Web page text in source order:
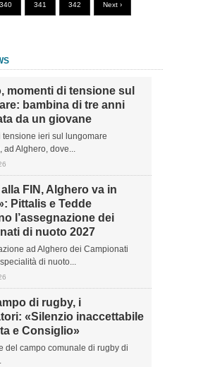
340 341 342 Next ›
momenti di tensione sul
bambina di tre anni
da un giovane
tensione ieri sul lungomare
ad Alghero, dove...
FIN, Alghero va in
Pittalis e Tedde
l’assegnazione dei
di nuoto 2027
ad Alghero dei Campionati
di nuoto...
di rugby, i
«Silenzio inaccettabile
e Consiglio»
del campo comunale di rugby di